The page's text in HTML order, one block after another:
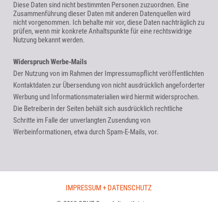
Diese Daten sind nicht bestimmten Personen zuzuordnen. Eine
Zusammenführung dieser Daten mit anderen Datenquellen wird
nicht vorgenommen. Ich behalte mir vor, diese Daten nachträglich zu
prüfen, wenn mir konkrete Anhaltspunkte für eine rechtswidrige
Nutzung bekannt werden.
Widerspruch Werbe-Mails
Der Nutzung von im Rahmen der Impressumspflicht veröffentlichten
Kontaktdaten zur Übersendung von nicht ausdrücklich angeforderter
Werbung und Informationsmaterialien wird hiermit widersprochen.
Die Betreiberin der Seiten behält sich ausdrücklich rechtliche
Schritte im Falle der unverlangten Zusendung von
Werbeinformationen, etwa durch Spam-E-Mails, vor.
IMPRESSUM + DATENSCHUTZ